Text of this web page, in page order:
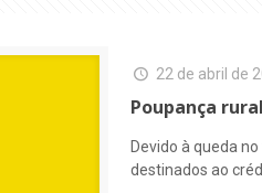
22 de abril de
Poupança
Devido à queda
destinados ao